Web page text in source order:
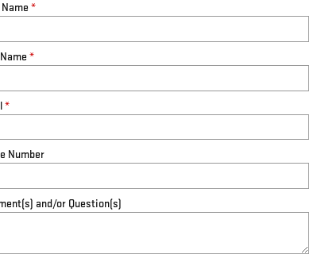
*
*
*
Number
and/or Question(s)